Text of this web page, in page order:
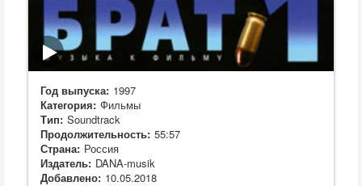
Год выпуска: 1997
Категория: Фильмы
Тип: Soundtrack
Продолжительность: 55:57
Страна: Россия
Издатель: DANA-musik
Добавлено: 10.05.2018